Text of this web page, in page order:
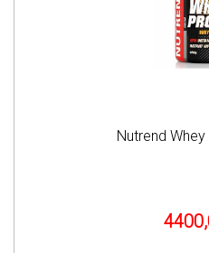
Nutrend